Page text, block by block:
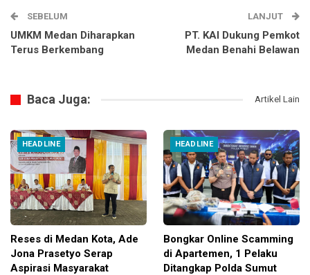
SEBELUM
UMKM Medan Diharapkan
Terus Berkembang
LANJUT
PT. KAI Dukung Pemkot
Medan Benahi Belawan
Baca Juga: Artikel Lain
HEADLINE
Reses di Medan Kota, Ade
Jona Prasetyo Serap
Aspirasi Masyarakat
HEADLINE
Bongkar Online Scamming
di Apartemen, 1 Pelaku
Ditangkap Polda Sumut